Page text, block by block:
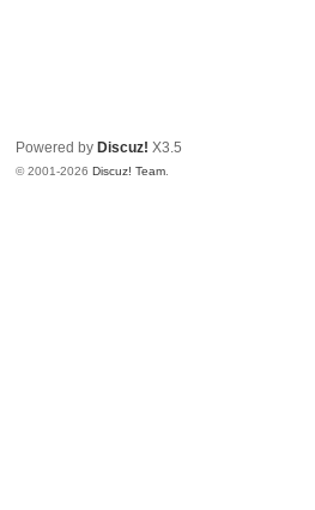
Powered by Discuz! X3.5
© 2001-2026Discuz! Team